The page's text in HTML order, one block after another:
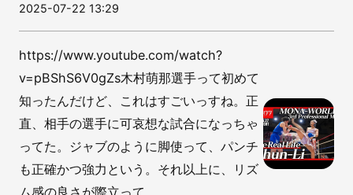
2025-07-22 13:29
https://www.youtube.com/watch?
v=pBShS6V0gZs木村萌那選手って初めて
知ったんだけど、これはすごいっすね。正
直、相手の選手に可哀想な試合になっちゃ
ってた。ジャブのように脚使って、パンチ
も正確かつ強力という。それ以上に、リズ
ム感の良さが際立って...